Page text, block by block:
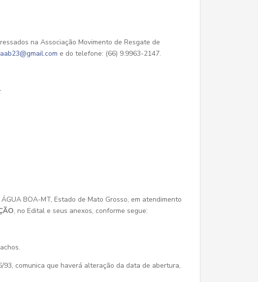
na Associação Movimento de Resgate de
e do telefone: (66) 9.9963-2147.
BOA-MT, Estado de Mato Grosso, em atendimento
, no Edital e seus anexos, conforme segue:
que haverá alteração da data de abertura,